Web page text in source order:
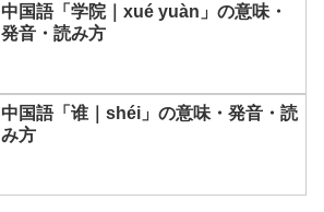
中国語「学院｜xué yuàn」の意味・
発音・読み方
中国語「谁｜shéi」の意味・発音・読
み方